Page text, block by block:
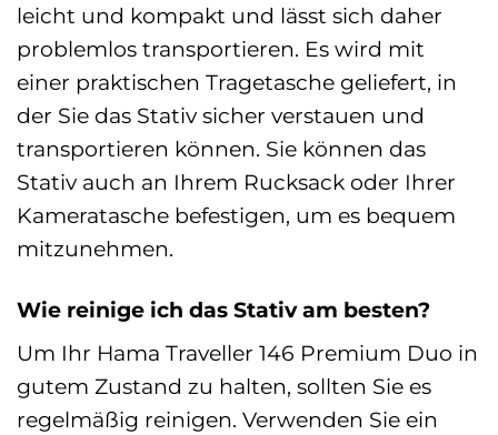
leicht und kompakt und lässt sich daher
problemlos transportieren. Es wird mit
einer praktischen Tragetasche geliefert, in
der Sie das Stativ sicher verstauen und
transportieren können. Sie können das
Stativ auch an Ihrem Rucksack oder Ihrer
Kameratasche befestigen, um es bequem
mitzunehmen.
Wie reinige ich das Stativ am besten?
Um Ihr Hama Traveller 146 Premium Duo in
gutem Zustand zu halten, sollten Sie es
regelmäßig reinigen. Verwenden Sie ein